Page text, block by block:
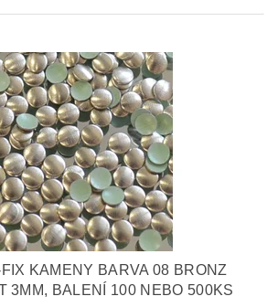
KAMENY BARVA 08 BRONZ
3MM, BALENÍ 100 NEBO 500KS